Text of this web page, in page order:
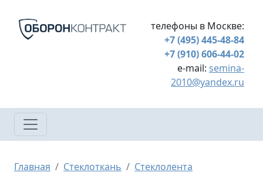
телефоны в Москве:
+7 (495) 445-48-84
+7 (910) 606-44-02
e-mail: semina-
2010@yandex.ru
Строка навигации
Главная Стеклоткань Стеклолента